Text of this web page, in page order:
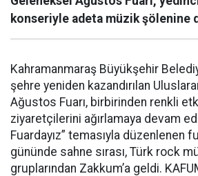
konseriyle adeta müzik şölenine
Kahramanmaraş Büyükşehir
şehre yeniden kazandırılan
Ağustos Fuarı, birbirinden renkli
ziyaretçilerini ağırlamaya devam
Fuardayız” temasıyla düzenlenen
gününde sahne sırası, Türk rock
gruplarından Zakkum’a geldi.